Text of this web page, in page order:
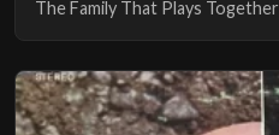
The Family That Plays Together